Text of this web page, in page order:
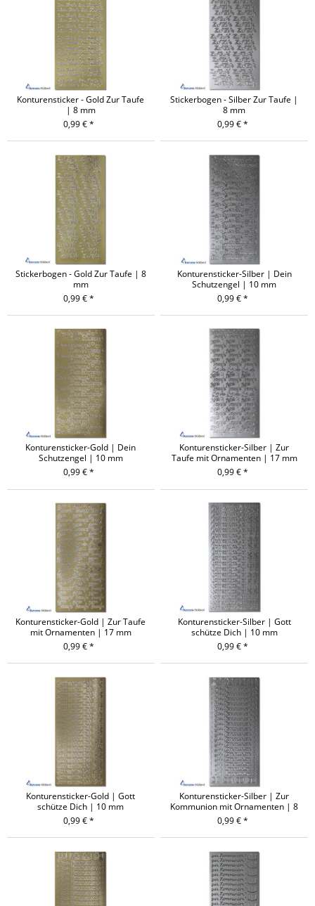
Konturensticker - Gold Zur Taufe
| 8 mm
0,99 € *
Stickerbogen - Silber Zur Taufe |
8 mm
0,99 € *
Stickerbogen - Gold Zur Taufe | 8
mm
0,99 € *
Konturensticker-Silber | Dein
Schutzengel | 10 mm
0,99 € *
Konturensticker-Gold | Dein
Schutzengel | 10 mm
0,99 € *
Konturensticker-Silber | Zur
Taufe mit Ornamenten | 17 mm
0,99 € *
Konturensticker-Gold | Zur Taufe
mit Ornamenten | 17 mm
0,99 € *
Konturensticker-Silber | Gott
schütze Dich | 10 mm
0,99 € *
Konturensticker-Gold | Gott
schütze Dich | 10 mm
0,99 € *
Konturensticker-Silber | Zur
Kommunion mit Ornamenten | 8
mm
0,99 € *